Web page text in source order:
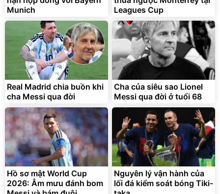
Lót ghế ôtô, nâng lưng
chống nóng giúp thoải mái
trong di chuyển
295.000đ
Đã bán nhiều
Munich
Leagues Cup
Real Madrid chia buồn khi
cha Messi qua đời
Cha của siêu sao Lionel
Messi qua đời ở tuổi 68
Hồ sơ mật World Cup
2026: Âm mưu đánh bom
Nguyên lý vận hành của
lối đá kiểm soát bóng Tiki-